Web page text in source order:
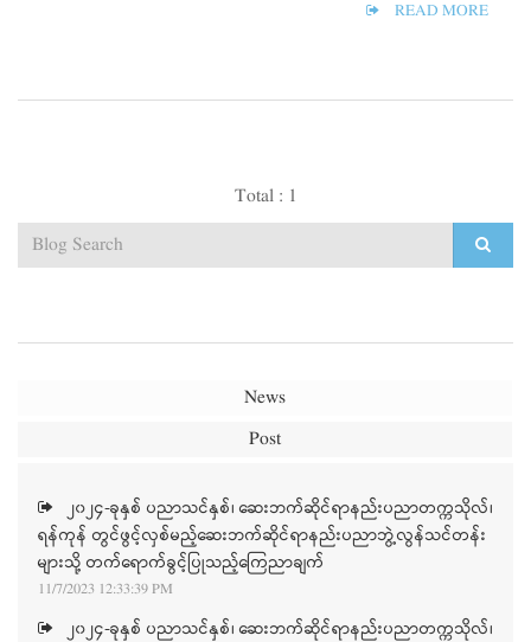
READ MORE
Total : 1
News
Post
၂၀၂၄-ခုနှစ် ပညာသင်နှစ်၊ ဆေးဘက်ဆိုင်ရာနည်းပညာတက္ကသိုလ်၊
ရန်ကုန် တွင်ဖွင့်လှစ်မည့်ဆေးဘက်ဆိုင်ရာနည်းပညာဘွဲ့လွန်သင်တန်း
များသို့ တက်ရောက်ခွင့်ပြုသည့်ကြေညာချက်
11/7/2023 12:33:39 PM
၂၀၂၄-ခုနှစ် ပညာသင်နှစ်၊ ဆေးဘက်ဆိုင်ရာနည်းပညာတက္ကသိုလ်၊